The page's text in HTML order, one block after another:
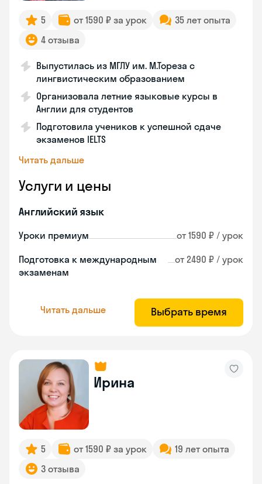
5 от 1590 ₽ за урок
35 лет опыта
4 отзыва
Выпустилась из МГЛУ им. М.Тореза с
лингвистическим образованием
Организовала летние языковые курсы в
Англии для студентов
Подготовила учеников к успешной сдаче
экзаменов IELTS
Читать дальше
Услуги и цены
Английский язык
Уроки премиум от 1590 ₽ / урок
Подготовка к международным
экзаменам
от 2490 ₽ / урок
Читать дальше Выбрать время
Ирина
5 от 1590 ₽ за урок
19 лет опыта
3 отзыва